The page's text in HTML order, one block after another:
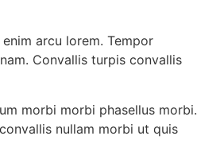
arcu lorem. Tempor
Convallis turpis convallis
morbi morbi phasellus morbi.
nullam morbi ut quis